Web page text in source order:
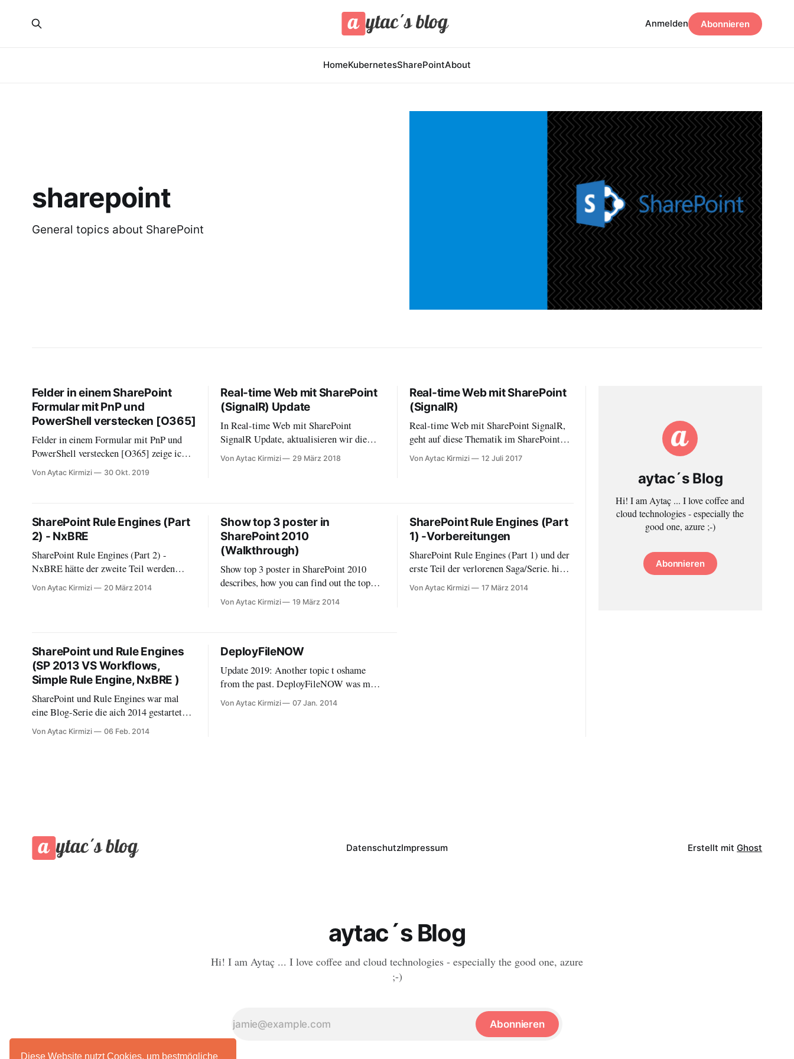
Diese Website nutzt Cookies, um bestmögliche
HomeKubernetesSharePointAbout
Anmelden Abonnieren
sharepoint
General topics about SharePoint
Felder in einem SharePoint
Formular mit PnP und
PowerShell verstecken [O365]
Felder in einem Formular mit PnP und
PowerShell verstecken [O365] zeige ich
wie dieses Vorhaben einfach realisiert
Von Aytac Kirmizi 30 Okt. 2019
Real-time Web mit SharePoint
(SignalR) Update
In Real-time Web mit SharePoint
SignalR Update, aktualisieren wir die
SimpleChat Lösung und erweitern diese.
Von Aytac Kirmizi 29 März 2018
Real-time Web mit SharePoint
(SignalR)
Real-time Web mit SharePoint SignalR,
geht auf diese Thematik im SharePoint
Umfeld ein und demonstriert mit ein Paar
Beispielen wie dies realisiert werden
Von Aytac Kirmizi 12 Juli 2017
SharePoint Rule Engines (Part
2) - NxBRE
SharePoint Rule Engines (Part 2) -
NxBRE hätte der zweite Teil werden
sollen, die ersten paar Sätze gab es auch
schon...
Von Aytac Kirmizi 20 März 2014
Show top 3 poster in
SharePoint 2010
(Walkthrough)
Show top 3 poster in SharePoint 2010
describes, how you can find out the top
posters and show them through javascript
within sharepoint.
Von Aytac Kirmizi 19 März 2014
SharePoint Rule Engines (Part
1) -Vorbereitungen
SharePoint Rule Engines (Part 1) und der
erste Teil der verlorenen Saga/Serie. hier
wird die Basis - also die SharePoint
Solution - erklärt.
Von Aytac Kirmizi 17 März 2014
SharePoint und Rule Engines
(SP 2013 VS Workflows,
Simple Rule Engine, NxBRE )
SharePoint und Rule Engines war mal
eine Blog-Serie die aich 2014 gestartet
hatte, Paar Monate soäter kam mein Sohn
auf die Welt => Serie ohne Ende..
Von Aytac Kirmizi 06 Feb. 2014
DeployFileNOW
Update 2019: Another topic t oshame
from the past. DeployFileNOW was my
first - and only - Visual Studio extension.
Back in the day, SharePoint App - or add-
Von Aytac Kirmizi 07 Jan. 2014
aytac´s Blog
Hi! I am Aytaç ... I love coffee and
cloud technologies - especially the
good one, azure ;-)
Abonnieren
DatenschutzImpressum Erstellt mitGhost
aytac´s Blog
Hi! I am Aytaç ... I love coffee and cloud technologies - especially the good one, azure
;-)
Abonnieren